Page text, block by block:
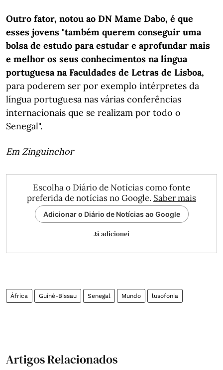
Outro fator, notou ao DN Mame Dabo, é que
esses jovens "também querem conseguir uma
bolsa de estudo para estudar e aprofundar mais
e melhor os seus conhecimentos na língua
portuguesa na Faculdades de Letras de Lisboa,
para poderem ser por exemplo intérpretes da
língua portuguesa nas várias conferências
internacionais que se realizam por todo o
Senegal".
Em Zinguinchor
Escolha o Diário de Notícias como fonte
preferida de notícias no Google. Saber mais
Adicionar o Diário de Notícias ao Google
Já adicionei
África Guiné-Bissau Senegal Mundo lusofonia
Artigos Relacionados